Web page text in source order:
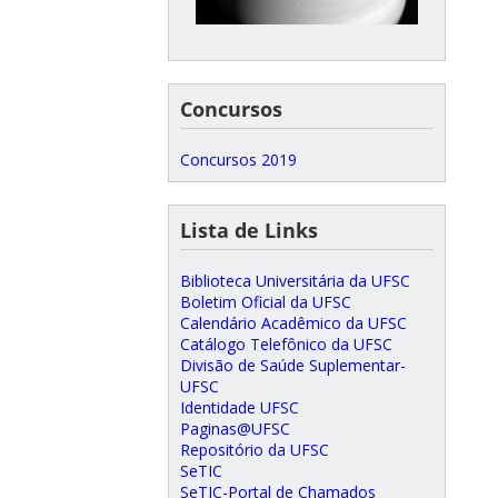
Concursos
Concursos 2019
Lista de Links
Biblioteca Universitária da UFSC
Boletim Oficial da UFSC
Calendário Acadêmico da UFSC
Catálogo Telefônico da UFSC
Divisão de Saúde Suplementar-
UFSC
Identidade UFSC
Paginas@UFSC
Repositório da UFSC
SeTIC
SeTIC-Portal de Chamados